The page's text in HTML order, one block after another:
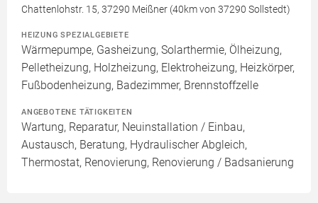
Chattenlohstr. 15, 37290 Meißner (40km von 37290 Sollstedt)
HEIZUNG SPEZIALGEBIETE
Wärmepumpe, Gasheizung, Solarthermie, Ölheizung,
Pelletheizung, Holzheizung, Elektroheizung, Heizkörper,
Fußbodenheizung, Badezimmer, Brennstoffzelle
ANGEBOTENE TÄTIGKEITEN
Wartung, Reparatur, Neuinstallation / Einbau,
Austausch, Beratung, Hydraulischer Abgleich,
Thermostat, Renovierung, Renovierung / Badsanierung